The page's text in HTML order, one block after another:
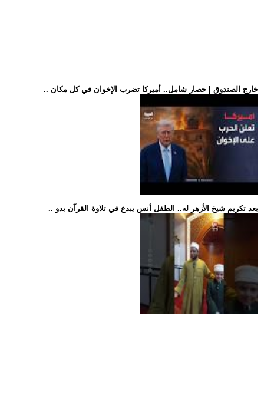
.. خارج الصندوق | حصار شامل.. أميركا تضرب الإخوان في كل مكان
.. بعد تكريم شيخ الأزهر له.. الطفل أنس يبدع في تلاوة القرآن بدو